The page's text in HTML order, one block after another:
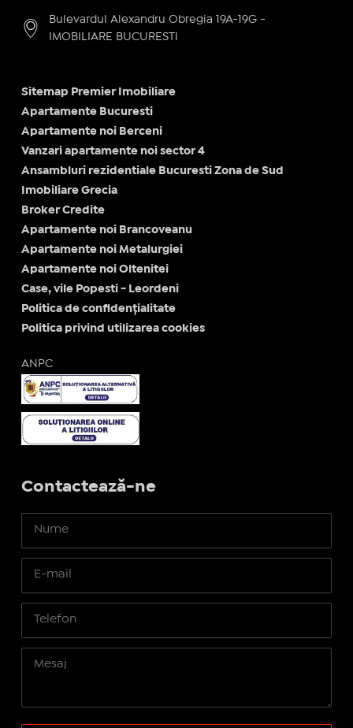
Bulevardul Alexandru Obregia 19A-19G -
IMOBILIARE BUCURESTI
Sitemap Premier Imobiliare
Apartamente Bucuresti
Apartamente noi Berceni
Vanzari apartamente noi sector 4
Ansambluri rezidentiale Bucuresti Zona de Sud
Imobiliare Grecia
Broker Credite
Apartamente noi Brancoveanu
Apartamente noi Metalurgiei
Apartamente noi Oltenitei
Case, vile Popesti - Leordeni
Politica de confidențialitate
Politica privind utilizarea cookies
ANPC
Contactează-ne